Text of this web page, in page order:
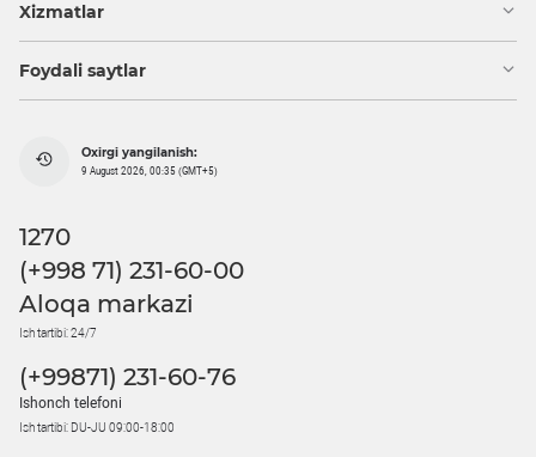
Xizmatlar
Foydali saytlar
Oxirgi yangilanish:
9 August 2026, 00:35 (GMT+5)
1270
(+998 71) 231-60-00
Aloqa markazi
Ish tartibi: 24/7
(+99871) 231-60-76
Ishonch telefoni
Ish tartibi: DU-JU 09:00-18:00